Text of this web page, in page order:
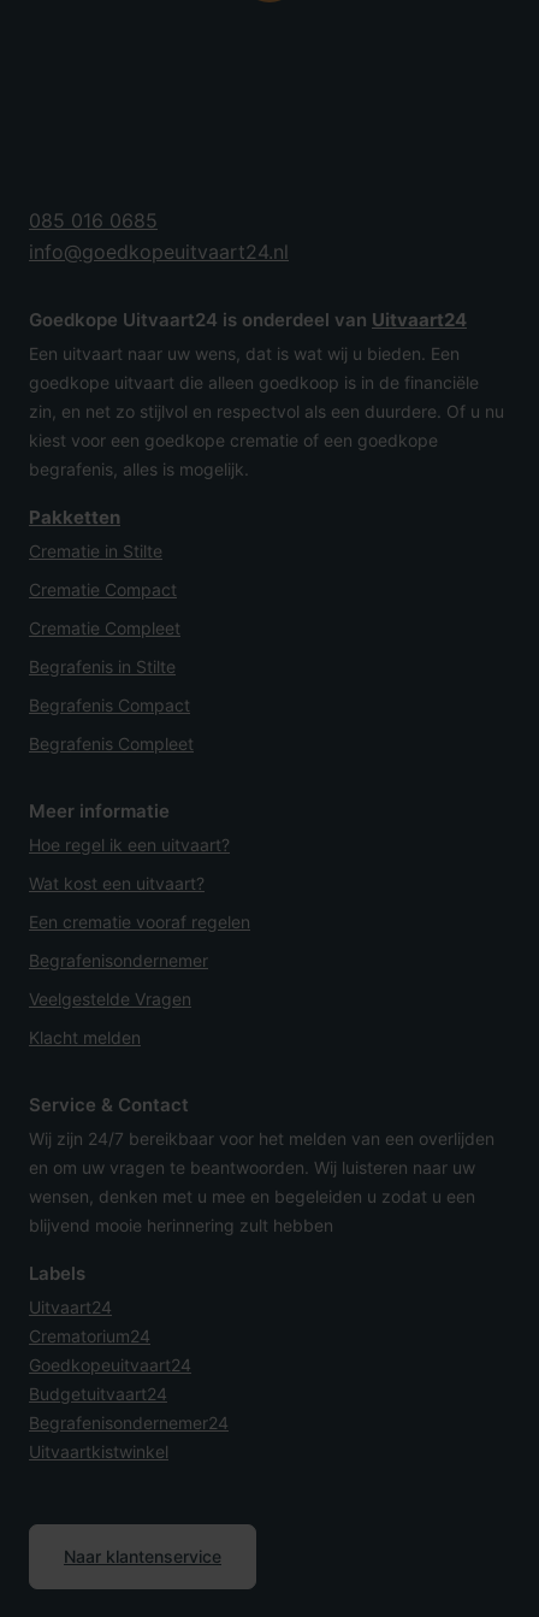
085 016 0685
info@goedkopeuitvaart24.nl
Goedkope Uitvaart24 is onderdeel van Uitvaart24
Een uitvaart naar uw wens, dat is wat wij u bieden. Een
goedkope uitvaart die alleen goedkoop is in de financiële
zin, en net zo stijlvol en respectvol als een duurdere. Of u nu
kiest voor een goedkope crematie of een goedkope
begrafenis, alles is mogelijk.
Pakketten
Crematie in Stilte
Crematie Compact
Crematie Compleet
Begrafenis in Stilte
Begrafenis Compact
Begrafenis Compleet
Meer informatie
Hoe regel ik een uitvaart?
Wat kost een uitvaart?
Een crematie vooraf regelen
Begrafenisondernemer
Veelgestelde Vragen
Klacht melden
Service & Contact
Wij zijn 24/7 bereikbaar voor het melden van een overlijden
en om uw vragen te beantwoorden. Wij luisteren naar uw
wensen, denken met u mee en begeleiden u zodat u een
blijvend mooie herinnering zult hebben
Labels
Uitvaart24
Crematorium24
Goedkopeuitvaart24
Budgetuitvaart24
Begrafenisondernemer24
Uitvaartkistwinkel
Naar klantenservice